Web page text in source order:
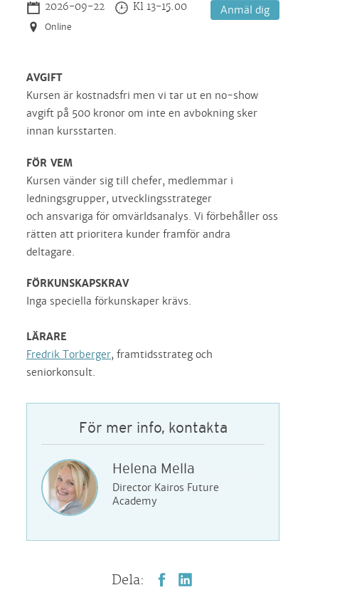
2026-09-22 Kl 13-15.00
Online
Anmäl dig
AVGIFT
Kursen är kostnadsfri men vi tar ut en no-show
avgift på 500 kronor om inte en avbokning sker
innan kursstarten.
FÖR VEM
Kursen vänder sig till chefer, medlemmar i
ledningsgrupper, utvecklingsstrateger
och ansvariga för omvärldsanalys. Vi förbehåller oss
rätten att prioritera kunder framför andra
deltagare.
FÖRKUNSKAPSKRAV
Inga speciella förkunskaper krävs.
LÄRARE
Fredrik Torberger, framtidsstrateg och
seniorkonsult.
För mer info, kontakta
Helena Mella
Director Kairos Future
Academy
Dela: